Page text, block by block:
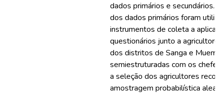
dados primários e secundários.
dos dados primários foram
instrumentos de coleta a
questionários junto a
dos distritos de Sanga e
semiestruturadas com os
a seleção dos agricultores
amostragem probabilística